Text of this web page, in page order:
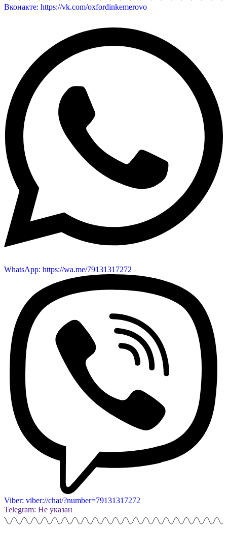
Вконакте: https://vk.com/oxfordinkemerovo
WhatsApp: https://wa.me/79131317272
Viber: viber://chat/?number=79131317272
Telegram: Не указан